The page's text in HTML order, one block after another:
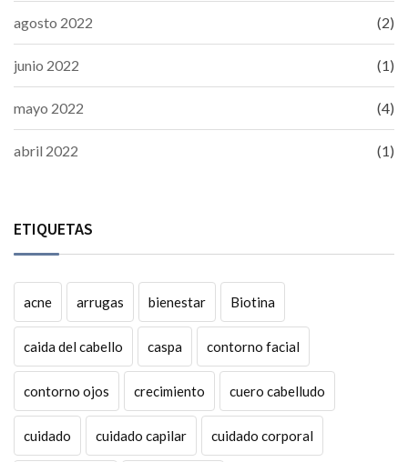
agosto 2022 (2)
junio 2022 (1)
mayo 2022 (4)
abril 2022 (1)
ETIQUETAS
acne arrugas bienestar Biotina
caida del cabello caspa contorno facial
contorno ojos crecimiento cuero cabelludo
cuidado cuidado capilar cuidado corporal